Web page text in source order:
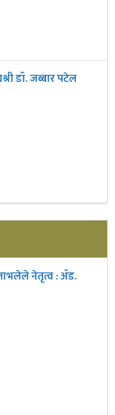
डॉ. जब्बार पटेल
नेतृत्व : ॲड.